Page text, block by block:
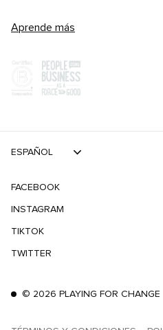
Aprende más
© 2026 PLAYING FOR CHANGE
FACEBOOK
INSTAGRAM
TIKTOK
TWITTER
ESPAÑOL